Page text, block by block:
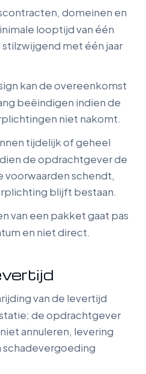
domeinen en
looptijd van één
met één jaar
kan de overeenkomst
beëindigen indien de
niet nakomt.
tijdelijk of geheel
de opdrachtgever de
schendt,
blijft bestaan.
van een pakket gaat pas
en niet direct.
van de levertijd
de opdrachtgever
annuleren, levering